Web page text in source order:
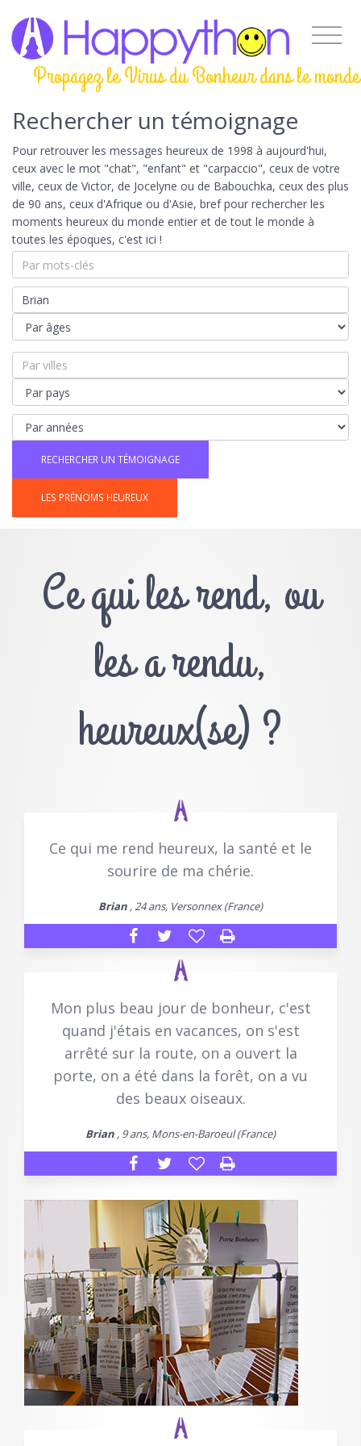
Propagez le Virus du Bonheur dans le monde
Rechercher un témoignage
Pour retrouver les messages heureux de 1998 à aujourd'hui,
ceux avec le mot "chat", "enfant" et "carpaccio", ceux de votre
ville, ceux de Victor, de Jocelyne ou de Babouchka, ceux des plus
de 90 ans, ceux d'Afrique ou d'Asie, bref pour rechercher les
moments heureux du monde entier et de tout le monde à
toutes les époques, c'est ici !
LES PRÉNOMS HEUREUX
Ce qui les rend, ou
les a rendu,
heureux(se) ?
Ce qui me rend heureux, la santé et le
sourire de ma chérie.
Brian , 24 ans, Versonnex (France)
Mon plus beau jour de bonheur, c'est
quand j'étais en vacances, on s'est
arrêté sur la route, on a ouvert la
porte, on a été dans la forêt, on a vu
des beaux oiseaux.
Brian , 9 ans, Mons-en-Baroeul (France)